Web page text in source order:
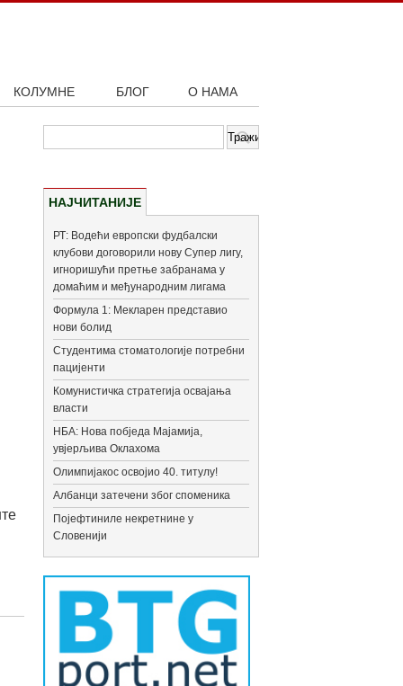
КОЛУМНЕ БЛОГ О НАМА
НАЈЧИТАНИЈЕ
РТ: Водећи европски фудбалски
клубови договорили нову Супер лигу,
игноришући претње забранама у
домаћим и међународним лигама
Формула 1: Мекларен представио
нови болид
Студентима стоматологије потребни
пацијенти
Комунистичка стратегија освајања
власти
НБА: Нова побједа Мајамија,
увјерљива Оклахома
Олимпијакос освојио 40. титулу!
Албанци затечени због споменика
Појефтиниле некретнине у
Словенији